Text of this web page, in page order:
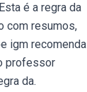
é a regra da
com resumos,
igm recomenda
professor
da.